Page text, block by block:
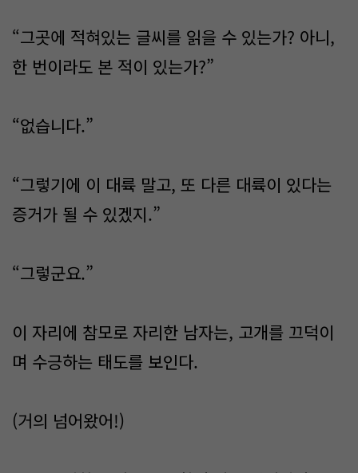
“그곳에 적혀있는 글씨를 읽을 수 있는가? 아니,
한 번이라도 본 적이 있는가?”
“없습니다.”
“그렇기에 이 대륙 말고, 또 다른 대륙이 있다는
증거가 될 수 있겠지.”
“그렇군요.”
이 자리에 참모로 자리한 남자는, 고개를 끄덕이
며 수긍하는 태도를 보인다.
(거의 넘어왔어!)